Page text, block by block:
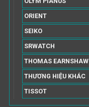
ORIENT
SEIKO
SRWATCH
THOMAS EARNSHAW
THƯƠNG HIỆU KHÁC
TISSOT